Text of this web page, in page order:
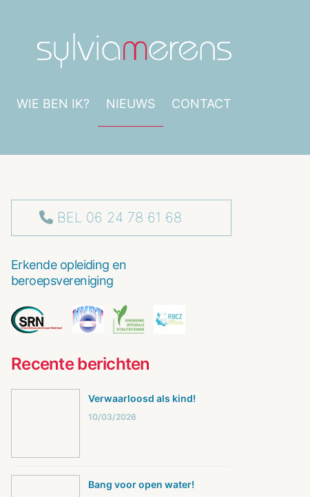
WIE BEN IK? NIEUWS CONTACT
BEL 06 24 78 61 68
Erkende opleiding en
beroepsvereniging
Recente berichten
Verwaarloosd als kind!
10/03/2026
Bang voor open water!